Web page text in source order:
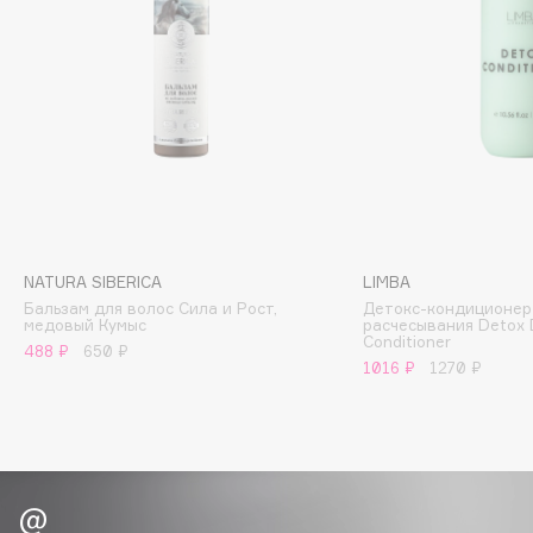
BORK
Brunello Cucinelli
Bvlgari
NATURA SIBERICA
Бальзам для волос Сила и Рост,
медовый Кумыс
488 ₽
650 ₽
LIMBA
Детокс-
расчесывания Detox
Conditioner
1016 ₽
1270 ₽